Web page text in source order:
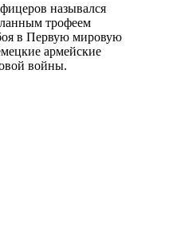
назывался
трофеем
в Первую мировую
армейские
войны.